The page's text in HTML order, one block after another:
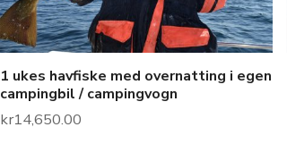
1 ukes havfiske med overnatting i egen
campingbil / campingvogn
kr14,650.00